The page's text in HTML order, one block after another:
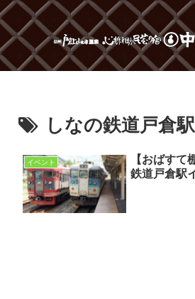
しなの鉄道戸倉
イベント
【おばすて
鉄道戸倉駅